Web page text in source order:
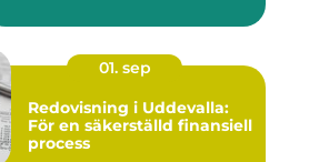
01. sep
Redovisning i Uddevalla:
För en säkerställd finansiell
process